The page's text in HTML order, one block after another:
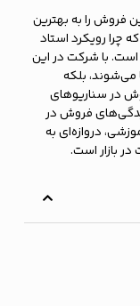
فروش را به بهترین
چرا رویکرد استاد
است. با شرکت در این
می‌شوند، بلکه
در سناریوهای
فروش در
دروازه‌ای به
بازار است.